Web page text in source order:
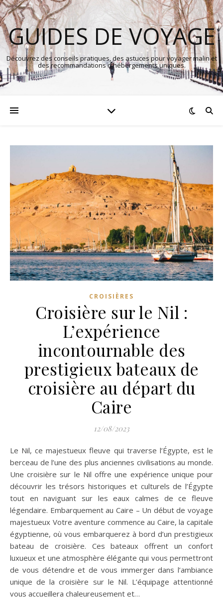
GUIDES DE VOYAGE
Découvrez des conseils pratiques, des astuces pour voyager malin et
des recommandations d'hébergements uniques.
CROISIÈRES
Croisière sur le Nil :
L’expérience
incontournable des
prestigieux bateaux de
croisière au départ du
Caire
12/08/2023
Le Nil, ce majestueux fleuve qui traverse l’Égypte, est le
berceau de l’une des plus anciennes civilisations au monde.
Une croisière sur le Nil offre une expérience unique pour
découvrir les trésors historiques et culturels de l’Égypte
tout en naviguant sur les eaux calmes de ce fleuve
légendaire. Embarquement au Caire – Un début de voyage
majestueux Votre aventure commence au Caire, la capitale
égyptienne, où vous embarquerez à bord d’un prestigieux
bateau de croisière. Ces bateaux offrent un confort
luxueux et une atmosphère élégante qui vous permettront
de vous détendre et de vous immerger dans l’ambiance
unique de la croisière sur le Nil. L’équipage attentionné
vous accueillera chaleureusement et…